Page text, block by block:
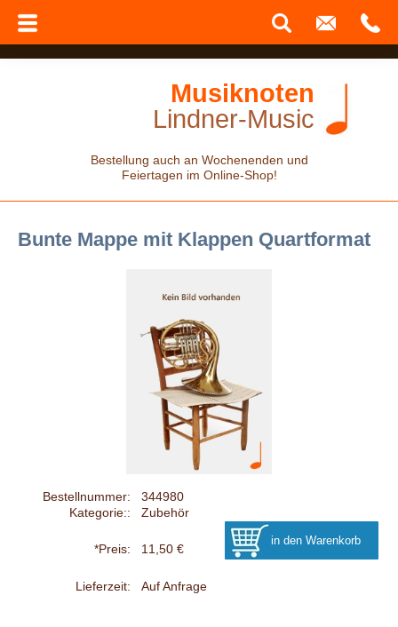
Musiknoten
Lindner-Music
Bestellung auch an Wochenenden und
Feiertagen im Online-Shop!
Bunte Mappe mit Klappen Quartformat
Bestellnummer:
344980
Kategorie::
Zubehör
*Preis: 11,50 €
Lieferzeit: Auf Anfrage